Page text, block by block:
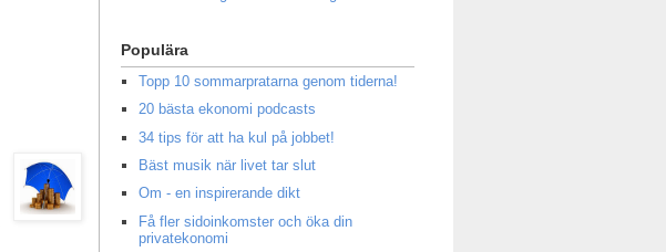
Populära
Topp 10 sommarpratarna genom tiderna!
20 bästa ekonomi podcasts
34 tips för att ha kul på jobbet!
Bäst musik när livet tar slut
Om - en inspirerande dikt
Få fler sidoinkomster och öka din
privatekonomi